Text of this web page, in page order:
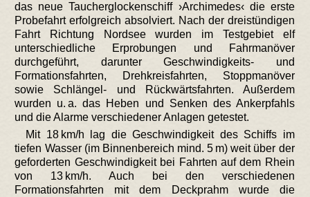
das neue Taucherglockenschiff ›Archimedes‹ die erste
Probefahrt erfolgreich absolviert. Nach der dreistündigen
Fahrt Richtung Nordsee wurden im Testgebiet elf
unterschiedliche Erprobungen und Fahrmanöver
durchgeführt, darunter Geschwindigkeits- und
Formationsfahrten, Drehkreisfahrten, Stoppmanöver
sowie Schlängel- und Rückwärtsfahrten. Außerdem
wurden u. a. das Heben und Senken des Ankerpfahls
und die Alarme verschiedener Anlagen getestet.
Mit 18 km/h lag die Geschwindigkeit des Schiffs im
tiefen Wasser (im Binnenbereich mind. 5 m) weit über der
geforderten Geschwindigkeit bei Fahrten auf dem Rhein
von 13 km/h. Auch bei den verschiedenen
Formationsfahrten mit dem Deckprahm wurde die